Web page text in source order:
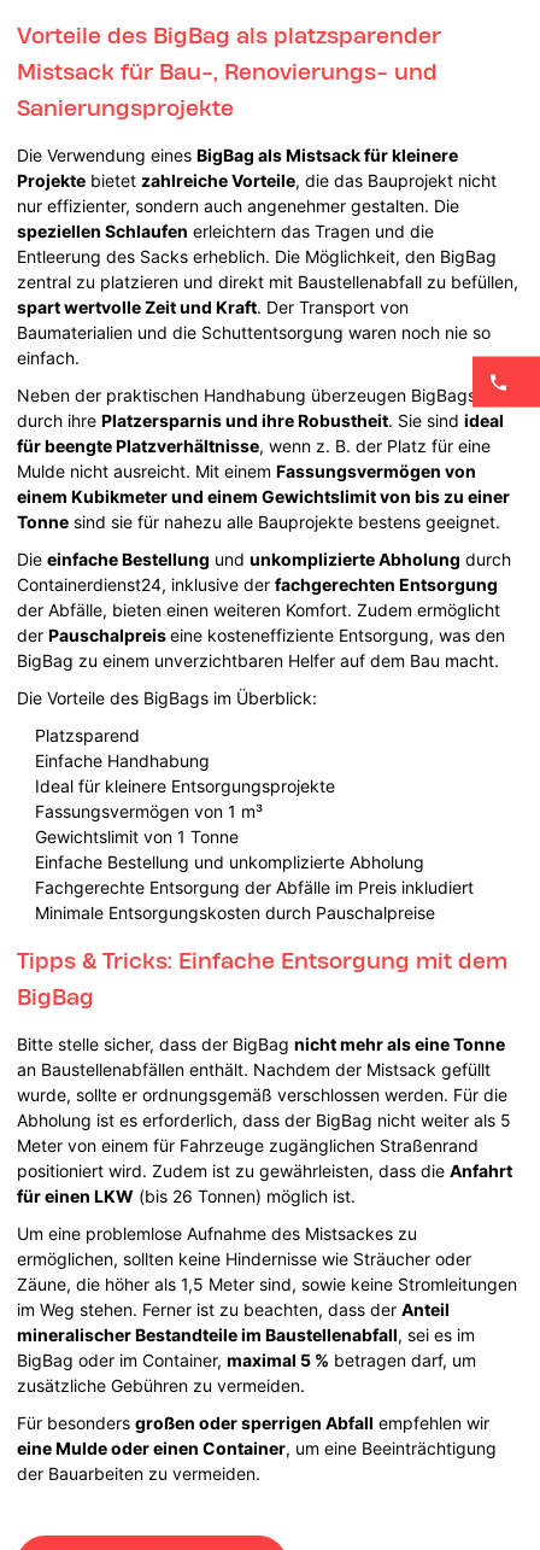
Vorteile des BigBag als platzsparender
Mistsack für Bau-, Renovierungs- und
Sanierungsprojekte
Die Verwendung einesBigBag als Mistsack für kleinere
Projekte bietet zahlreiche Vorteile, die das Bauprojekt nicht
nur effizienter, sondern auch angenehmer gestalten. Die
speziellen Schlaufen erleichtern das Tragen und die
Entleerung des Sacks erheblich. Die Möglichkeit, den BigBag
zentral zu platzieren und direkt mit Baustellenabfall zu befüllen,
spart wertvolle Zeit und Kraft. Der Transport von
Baumaterialien und die Schuttentsorgung waren noch nie so
einfach.
Neben der praktischen Handhabung überzeugen BigBags
durch ihrePlatzersparnis und ihre Robustheit. Sie sindideal
für beengte Platzverhältnisse, wenn z. B. der Platz für eine
Mulde nicht ausreicht. Mit einemFassungsvermögen von
einem Kubikmeter und einem Gewichtslimit von bis zu einer
Tonne sind sie für nahezu alle Bauprojekte bestens geeignet.
Dieeinfache Bestellung undunkomplizierte Abholung durch
Containerdienst24, inklusive derfachgerechten Entsorgung
der Abfälle, bieten einen weiteren Komfort. Zudem ermöglicht
derPauschalpreiseine kosteneffiziente Entsorgung, was den
BigBag zu einem unverzichtbaren Helfer auf dem Bau macht.
Die Vorteile des BigBags im Überblick:
Platzsparend
Einfache Handhabung
Ideal für kleinere Entsorgungsprojekte
Fassungsvermögen von 1 m³
Gewichtslimit von 1 Tonne
Einfache Bestellung und unkomplizierte Abholung
Fachgerechte Entsorgung der Abfälle im Preis inkludiert
Minimale Entsorgungskosten durch Pauschalpreise
Tipps & Tricks: Einfache Entsorgung mit dem
BigBag
Bitte stelle sicher, dass der BigBagnicht mehr als eine Tonne
an Baustellenabfällen enthält. Nachdem der Mistsack gefüllt
wurde, sollte er ordnungsgemäß verschlossen werden. Für die
Abholung ist es erforderlich, dass der BigBag nicht weiter als 5
Meter von einem für Fahrzeuge zugänglichen Straßenrand
positioniert wird. Zudem ist zu gewährleisten, dass dieAnfahrt
für einen LKW (bis 26 Tonnen) möglich ist.
Um eine problemlose Aufnahme des Mistsackes zu
ermöglichen, sollten keine Hindernisse wie Sträucher oder
Zäune, die höher als 1,5 Meter sind, sowie keine Stromleitungen
im Weg stehen. Ferner ist zu beachten, dass derAnteil
mineralischer Bestandteile im Baustellenabfall, sei es im
BigBag oder im Container,maximal 5 % betragen darf, um
zusätzliche Gebühren zu vermeiden.
Für besondersgroßen oder sperrigen Abfall empfehlen wir
eine Mulde oder einen Container, um eine Beeinträchtigung
der Bauarbeiten zu vermeiden.